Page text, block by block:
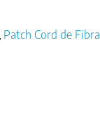
Patch Cord de Fibra